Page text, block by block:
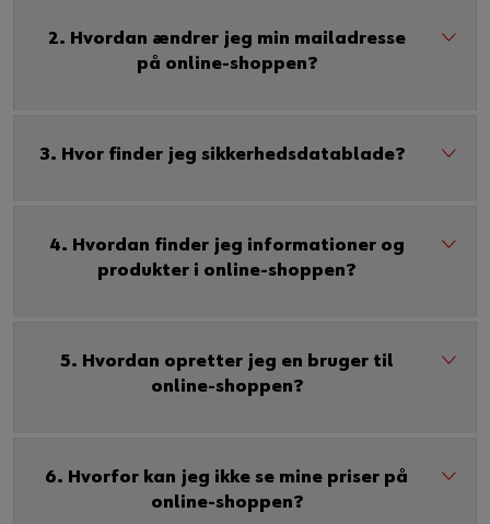
eller
Tilmeld dig her i tre enkle trin for at bruge alle funktionerne i
Bliv kunde / Opret online bruger
2. Hvordan ændrer jeg min mailadresse
på online-shoppen?
3. Hvor finder jeg sikkerhedsdatablade?
4. Hvordan finder jeg informationer og
produkter i online-shoppen?
5. Hvordan opretter jeg en bruger til
online-shoppen?
6. Hvorfor kan jeg ikke se mine priser på
online-shoppen?